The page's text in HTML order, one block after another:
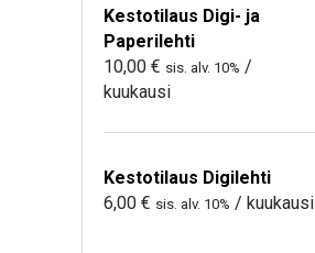
Kestotilaus Digi- ja
Paperilehti
10,00 € sis. alv. 10% /
kuukausi
Kestotilaus Digilehti
6,00 € sis. alv. 10% / kuukausi